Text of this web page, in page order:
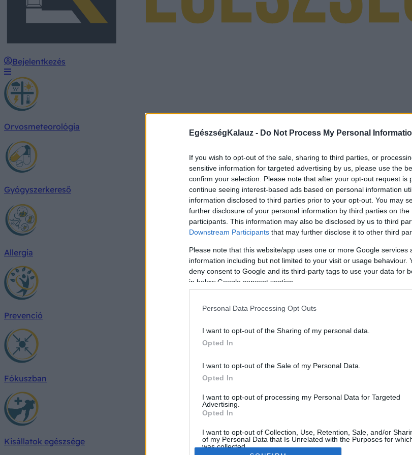
EgészségKalauz - Do Not Process My Personal
If you wish to opt-out of the sale, sharing to third parties, or
sensitive information for targeted advertising by us, please use the
confirm your selection. Please note that after your opt-out request is
continue seeing interest-based ads based on personal information
information disclosed to third parties prior to your opt-out. You may
further disclosure of your personal information by third parties on the
participants. This information may also be disclosed by us to third
Downstream Participants that may further disclose it to other third
Please note that this website/app uses one or more Google services
information including but not limited to your visit or usage behaviour.
deny consent to Google and its third-party tags to use your data for
in below Google consent section.
Personal Data Processing Opt Outs
I want to opt-out of the Sharing of my personal data.
Opted In
I want to opt-out of the Sale of my Personal Data.
Opted In
I want to opt-out of processing my Personal Data for Targeted
Advertising.
Opted In
I want to opt-out of Collection, Use, Retention, Sale, and/or
of my Personal Data that Is Unrelated with the Purposes for
was collected.
Bejelentkezés
Orvosmeteorológia
Gyógyszerkereső
Allergia
Prevenció
Fókuszban
Kisállatok egészsége